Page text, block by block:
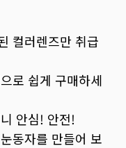
컬러렌즈만 취급
로 쉽게 구매하세
안심! 안전!
동자를 만들어 보